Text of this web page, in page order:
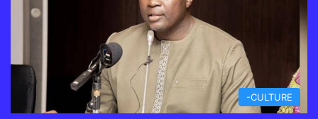
-CULTURE